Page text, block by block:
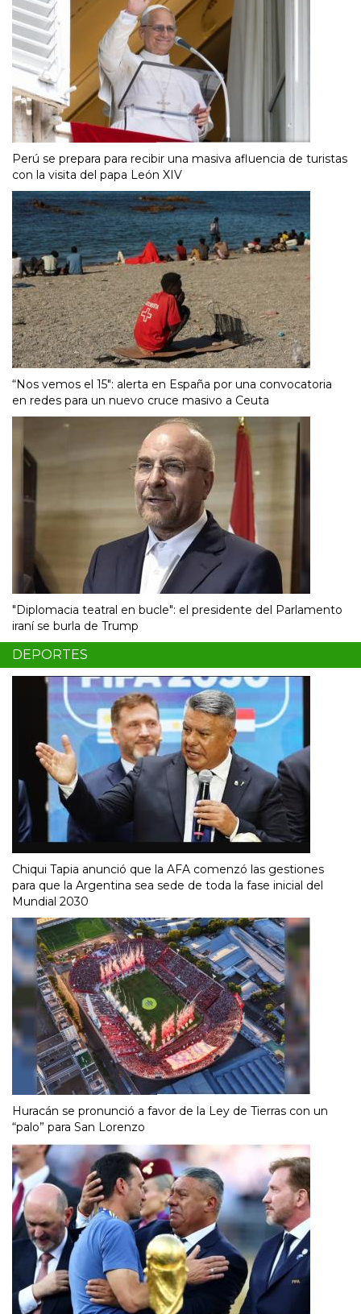
Perú se prepara para recibir una masiva afluencia de turistas
con la visita del papa León XIV
“Nos vemos el 15″: alerta en España por una convocatoria
en redes para un nuevo cruce masivo a Ceuta
"Diplomacia teatral en bucle": el presidente del Parlamento
iraní se burla de Trump
DEPORTES
Chiqui Tapia anunció que la AFA comenzó las gestiones
para que la Argentina sea sede de toda la fase inicial del
Mundial 2030
Huracán se pronunció a favor de la Ley de Tierras con un
“palo” para San Lorenzo